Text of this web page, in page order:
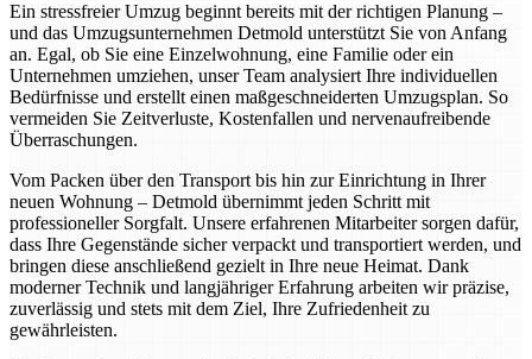
Ein stressfreier Umzug beginnt bereits mit der richtigen Planung –
und das Umzugsunternehmen Detmold unterstützt Sie von Anfang
an. Egal, ob Sie eine Einzelwohnung, eine Familie oder ein
Unternehmen umziehen, unser Team analysiert Ihre individuellen
Bedürfnisse und erstellt einen maßgeschneiderten Umzugsplan. So
vermeiden Sie Zeitverluste, Kostenfallen und nervenaufreibende
Überraschungen.
Vom Packen über den Transport bis hin zur Einrichtung in Ihrer
neuen Wohnung – Detmold übernimmt jeden Schritt mit
professioneller Sorgfalt. Unsere erfahrenen Mitarbeiter sorgen dafür,
dass Ihre Gegenstände sicher verpackt und transportiert werden, und
bringen diese anschließend gezielt in Ihre neue Heimat. Dank
moderner Technik und langjähriger Erfahrung arbeiten wir präzise,
zuverlässig und stets mit dem Ziel, Ihre Zufriedenheit zu
gewährleisten.